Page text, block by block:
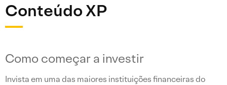
Conteúdo XP
Como começar a investir
Invista em uma das maiores instituições financeiras do